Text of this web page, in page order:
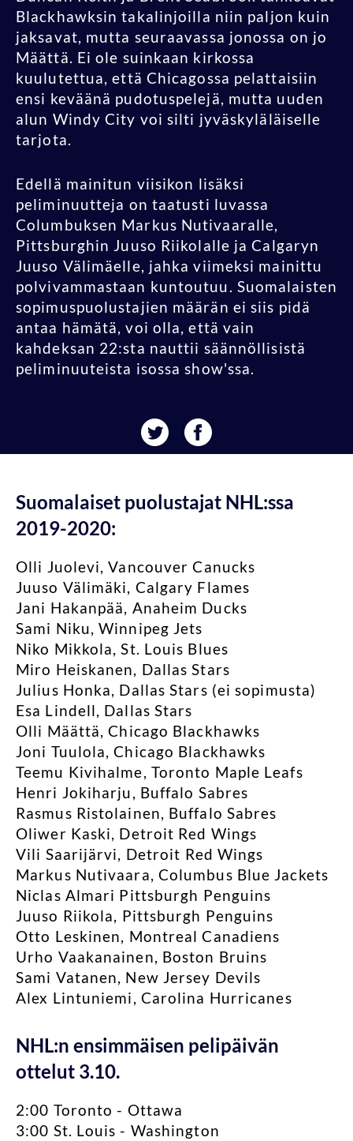
Blackhawksin takalinjoilla niin paljon kuin
jaksavat, mutta seuraavassa jonossa on jo
Määttä. Ei ole suinkaan kirkossa
kuulutettua, että Chicagossa pelattaisiin
ensi keväänä pudotuspelejä, mutta uuden
alun Windy City voi silti jyväskyläläiselle
tarjota.
Edellä mainitun viisikon lisäksi
peliminuutteja on taatusti luvassa
Columbuksen Markus Nutivaaralle,
Pittsburghin Juuso Riikolalle ja Calgaryn
Juuso Välimäelle, jahka viimeksi mainittu
polvivammastaan kuntoutuu. Suomalaisten
sopimuspuolustajien määrän ei siis pidä
antaa hämätä, voi olla, että vain
kahdeksan 22:sta nauttii säännöllisistä
peliminuuteista isossa show'ssa.
Suomalaiset puolustajat NHL:ssa
2019-2020:
Olli Juolevi, Vancouver Canucks
Juuso Välimäki, Calgary Flames
Jani Hakanpää, Anaheim Ducks
Sami Niku, Winnipeg Jets
Niko Mikkola, St. Louis Blues
Miro Heiskanen, Dallas Stars
Julius Honka, Dallas Stars (ei sopimusta)
Esa Lindell, Dallas Stars
Olli Määttä, Chicago Blackhawks
Joni Tuulola, Chicago Blackhawks
Teemu Kivihalme, Toronto Maple Leafs
Henri Jokiharju, Buffalo Sabres
Rasmus Ristolainen, Buffalo Sabres
Oliwer Kaski, Detroit Red Wings
Vili Saarijärvi, Detroit Red Wings
Markus Nutivaara, Columbus Blue Jackets
Niclas Almari Pittsburgh Penguins
Juuso Riikola, Pittsburgh Penguins
Otto Leskinen, Montreal Canadiens
Urho Vaakanainen, Boston Bruins
Sami Vatanen, New Jersey Devils
Alex Lintuniemi, Carolina Hurricanes
NHL:n ensimmäisen pelipäivän
ottelut 3.10.
2:00 Toronto - Ottawa
3:00 St. Louis - Washington